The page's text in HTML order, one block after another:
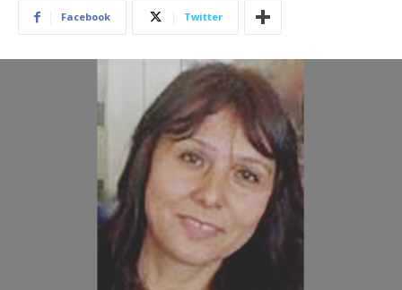
Facebook Twitter